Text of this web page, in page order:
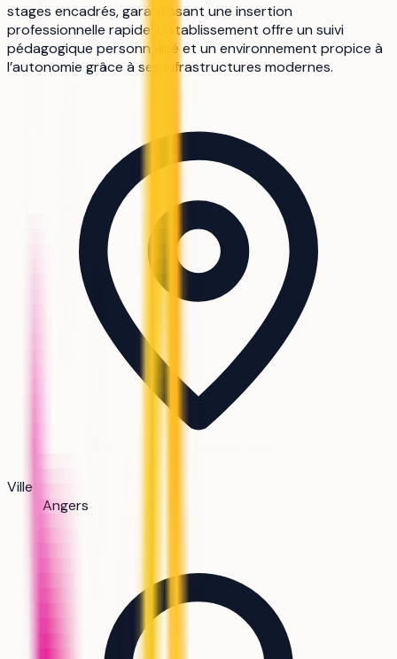
stages encadrés, garantissant une insertion
professionnelle rapide. L’établissement offre un suivi
pédagogique personnalisé et un environnement propice à
l’autonomie grâce à ses infrastructures modernes.
Ville
Angers